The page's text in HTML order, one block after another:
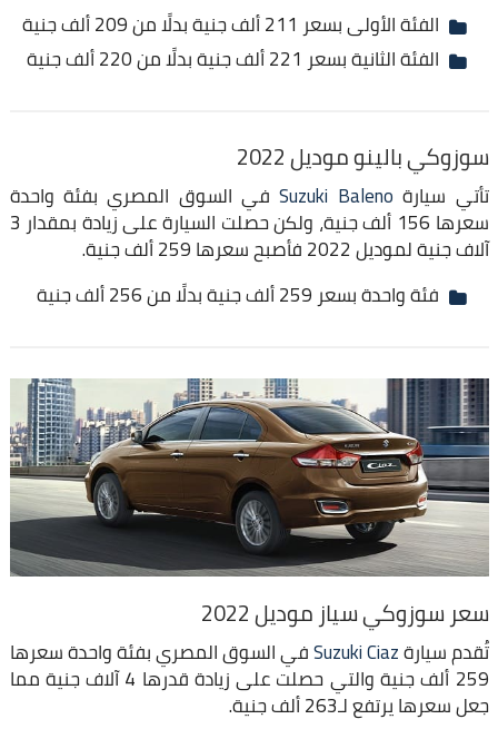
الفئة الأولى بسعر 211 ألف جنية بدلًا من 209 ألف جنية
الفئة الثانية بسعر 221 ألف جنية بدلًا من 220 ألف جنية
سوزوكي بالينو موديل 2022
تأتي سيارة Suzuki Balenoفي السوق المصري بفئة واحدة
سعرها 156 ألف جنية، ولكن حصلت السيارة على زيادة بمقدار 3
آلاف جنية لموديل 2022 فأصبح سعرها 259 ألف جنية.
فئة واحدة بسعر 259 ألف جنية بدلًا من 256 ألف جنية
سعر سوزوكي سياز موديل 2022
تُقدم سيارةSuzuki Ciazفي السوق المصري بفئة واحدة سعرها
259 ألف جنية والتي حصلت على زيادة قدرها 4 آلاف جنية مما
جعل سعرها يرتفع لـ263 ألف جنية.